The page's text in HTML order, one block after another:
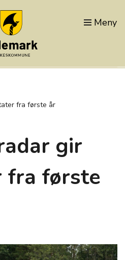
Meny
fra første år
gir
fra første